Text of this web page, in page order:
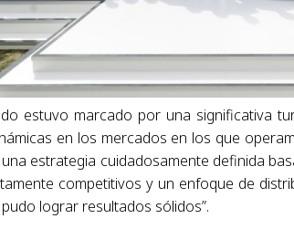
estuvo marcado por una significativa
en los mercados en los que
una estrategia cuidadosamente definida
competitivos y un enfoque de
lograr resultados sólidos”.